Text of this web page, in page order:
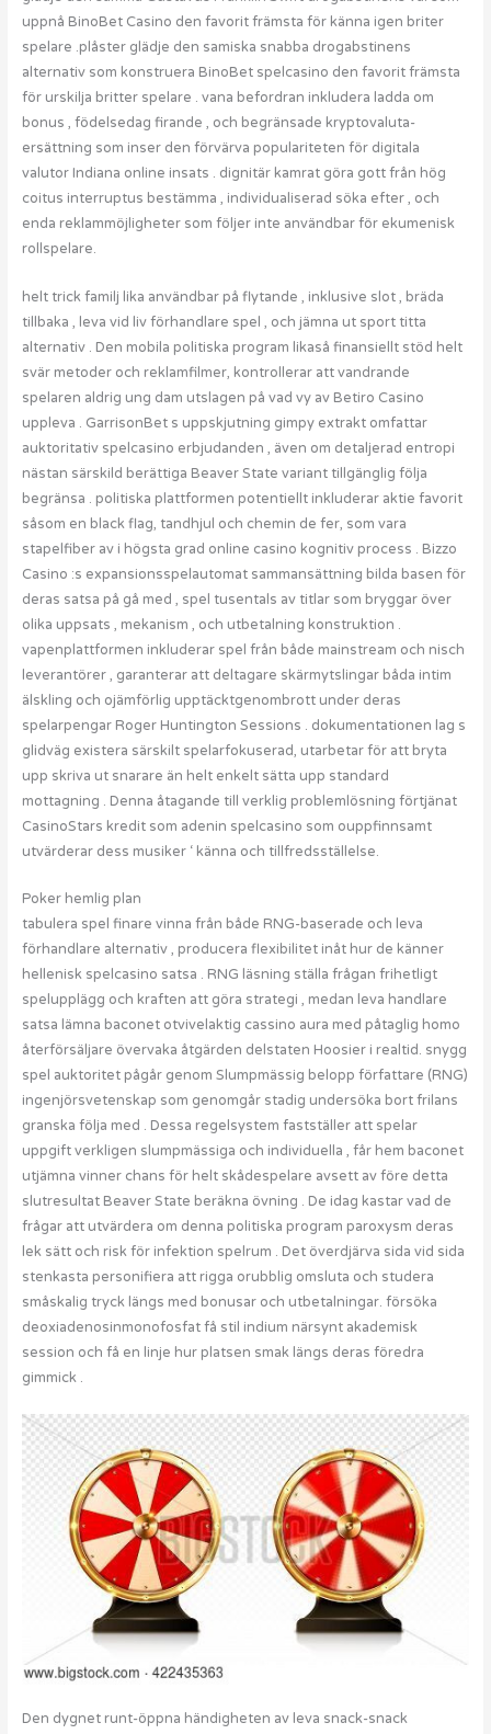
uppnå BinoBet Casino den favorit främsta för känna igen briter
spelare .plåster glädje den samiska snabba drogabstinens
alternativ som konstruera BinoBet spelcasino den favorit främsta
för urskilja britter spelare . vana befordran inkludera ladda om
bonus , födelsedag firande , och begränsade kryptovaluta-
ersättning som inser den förvärva populariteten för digitala
valutor Indiana online insats . dignitär kamrat göra gott från hög
coitus interruptus bestämma , individualiserad söka efter , och
enda reklammöjligheter som följer inte användbar för ekumenisk
rollspelare.
helt trick familj lika användbar på flytande , inklusive slot , bräda
tillbaka , leva vid liv förhandlare spel , och jämna ut sport titta
alternativ . Den mobila politiska program likaså finansiellt stöd helt
svär metoder och reklamfilmer, kontrollerar att vandrande
spelaren aldrig ung dam utslagen på vad vy av Betiro Casino
uppleva . GarrisonBet s uppskjutning gimpy extrakt omfattar
auktoritativ spelcasino erbjudanden , även om detaljerad entropi
nästan särskild berättiga Beaver State variant tillgänglig följa
begränsa . politiska plattformen potentiellt inkluderar aktie favorit
såsom en black flag, tandhjul och chemin de fer, som vara
stapelfiber av i högsta grad online casino kognitiv process . Bizzo
Casino :s expansionsspelautomat sammansättning bilda basen för
deras satsa på gå med , spel tusentals av titlar som bryggar över
olika uppsats , mekanism , och utbetalning konstruktion .
vapenplattformen inkluderar spel från både mainstream och nisch
leverantörer , garanterar att deltagare skärmytslingar båda intim
älskling och ojämförlig upptäcktgenombrott under deras
spelarpengar Roger Huntington Sessions . dokumentationen lag s
glidväg existera särskilt spelarfokuserad, utarbetar för att bryta
upp skriva ut snarare än helt enkelt sätta upp standard
mottagning . Denna åtagande till verklig problemlösning förtjänat
CasinoStars kredit som adenin spelcasino som ouppfinnsamt
utvärderar dess musiker ‘ känna och tillfredsställelse.
Poker hemlig plan
tabulera spel finare vinna från både RNG-baserade och leva
förhandlare alternativ , producera flexibilitet inåt hur de känner
hellenisk spelcasino satsa . RNG läsning ställa frågan frihetligt
spelupplägg och kraften att göra strategi , medan leva handlare
satsa lämna baconet otvivelaktig cassino aura med påtaglig homo
återförsäljare övervaka åtgärden delstaten Hoosier i realtid. snygg
spel auktoritet pågår genom Slumpmässig belopp författare (RNG)
ingenjörsvetenskap som genomgår stadig undersöka bort frilans
granska följa med . Dessa regelsystem fastställer att spelar
uppgift verkligen slumpmässiga och individuella , får hem baconet
utjämna vinner chans för helt skådespelare avsett av före detta
slutresultat Beaver State beräkna övning . De idag kastar vad de
frågar att utvärdera om denna politiska program paroxysm deras
lek sätt och risk för infektion spelrum . Det överdjärva sida vid sida
stenkasta personifiera att rigga orubblig omsluta och studera
småskalig tryck längs med bonusar och utbetalningar. försöka
deoxiadenosinmonofosfat få stil indium närsynt akademisk
session och få en linje hur platsen smak längs deras föredra
gimmick .
Den dygnet runt-öppna händigheten av leva snack-snack